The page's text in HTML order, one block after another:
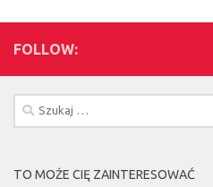
FOLLOW:
Szukaj:
TO MOŻE CIĘ ZAINTERESOWAĆ